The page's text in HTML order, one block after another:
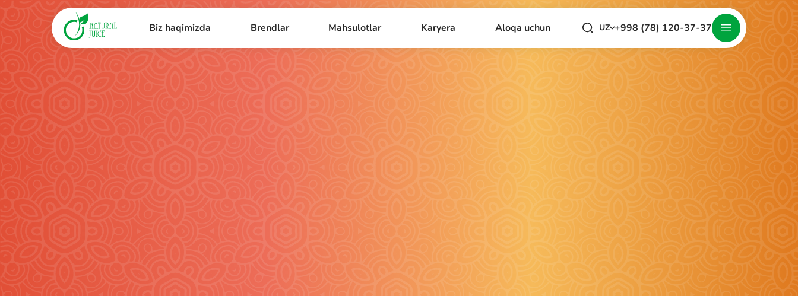
Biz haqimizda Brendlar Mahsulotlar Karyera Aloqa uchun UZ +998 (78) 120-37-37